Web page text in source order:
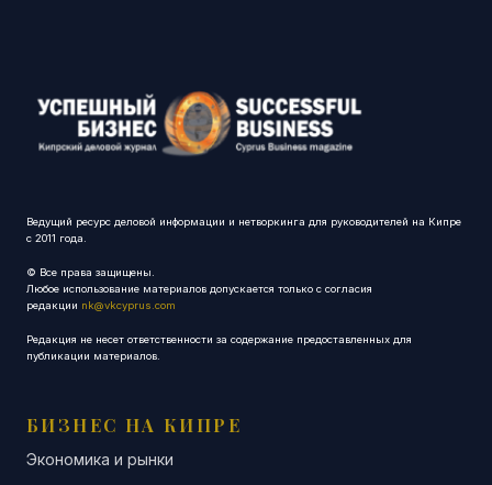
Ведущий ресурс деловой информации и нетворкинга для руководителей на Кипре
с 2011 года.
© Все права защищены.
Любое использование материалов допускается только с согласия
редакции nk@vkcyprus.com
Редакция не несет ответственности за содержание предоставленных для
публикации материалов.
БИЗНЕС НА КИПРЕ
Экономика и рынки